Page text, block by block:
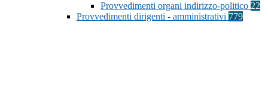
Provvedimenti organi indirizzo-politico 22
Provvedimenti dirigenti - amministrativi 779